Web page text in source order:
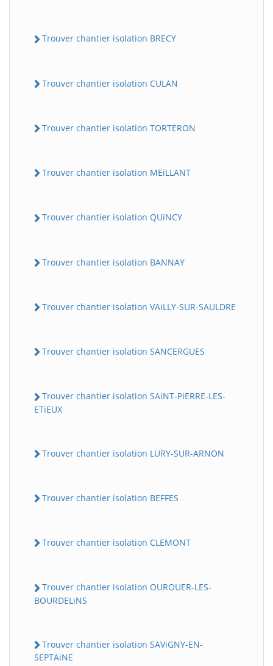
Trouver chantier isolation BRECY
Trouver chantier isolation CULAN
Trouver chantier isolation TORTERON
Trouver chantier isolation MEiLLANT
Trouver chantier isolation QUiNCY
Trouver chantier isolation BANNAY
Trouver chantier isolation VAiLLY-SUR-SAULDRE
Trouver chantier isolation SANCERGUES
Trouver chantier isolation SAiNT-PiERRE-LES-
ETiEUX
Trouver chantier isolation LURY-SUR-ARNON
Trouver chantier isolation BEFFES
Trouver chantier isolation CLEMONT
Trouver chantier isolation OUROUER-LES-
BOURDELiNS
Trouver chantier isolation SAViGNY-EN-
SEPTAiNE